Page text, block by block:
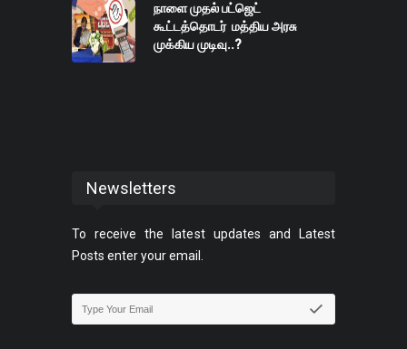
நாளை முதல் பட்ஜெட்
கூட்டத்தொடர் மத்திய அரசு
முக்கிய முடிவு..?
Newsletters
To receive the latest updates and Latest
Posts enter your email.